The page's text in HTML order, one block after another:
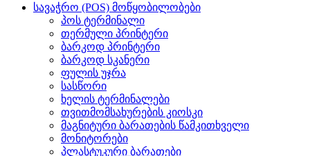
სავაჭრო (POS) მოწყობილობები
პოს ტერმინალი
თერმული პრინტერი
ბარკოდ პრინტერი
ბარკოდ სკანერი
ფულის უჯრა
სასწორი
ხელის ტერმინალები
თვითმომსახურების კიოსკი
მაგნიტური ბარათების წამკითხველი
მონიტორები
პლასტუკური ბარათები